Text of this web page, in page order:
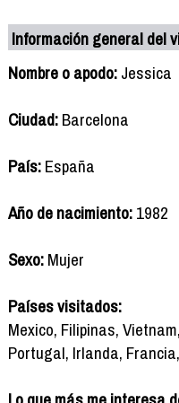
Información general del
Nombre o apodo:Jessica
Ciudad:Barcelona
País:España
Año de nacimiento:1982
Sexo:Mujer
Países visitados:
Mexico, Filipinas,
Portugal, Irlanda,